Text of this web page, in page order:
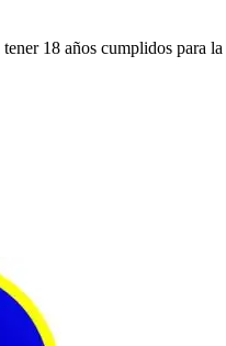
18 años cumplidos para